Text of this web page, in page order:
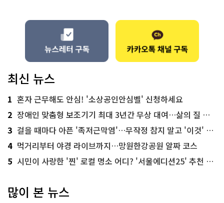
최신 뉴스
1 혼자 근무해도 안심! '소상공인안심벨' 신청하세요
2 장애인 맞춤형 보조기기 최대 3년간 무상 대여…삶의 질 높인다
3 걸을 때마다 아픈 '족저근막염'…무작정 참지 말고 '이것' 해보세요!
4 먹거리부터 야경 라이브까지…망원한강공원 알짜 코스
5 시민이 사랑한 '찐' 로컬 명소 어디? '서울에디션25' 추천 코스
많이 본 뉴스